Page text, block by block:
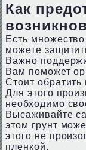
Как
Есть
можете
Важно
Вам поможет
Стоит
Для этого
необходимо
Высаживайте
этом грунт
этого не
пленкой.